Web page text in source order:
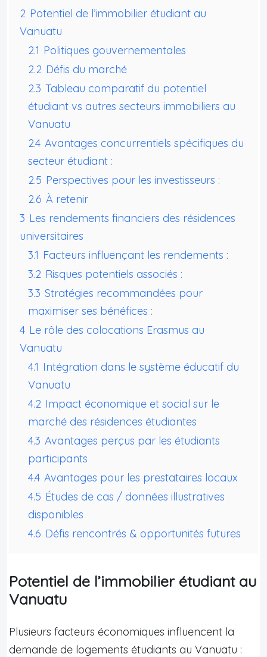
2 Potentiel de l’immobilier étudiant au
Vanuatu
2.1 Politiques gouvernementales
2.2 Défis du marché
2.3 Tableau comparatif du potentiel
étudiant vs autres secteurs immobiliers au
Vanuatu
2.4 Avantages concurrentiels spécifiques du
secteur étudiant :
2.5 Perspectives pour les investisseurs :
2.6 À retenir
3 Les rendements financiers des résidences
universitaires
3.1 Facteurs influençant les rendements :
3.2 Risques potentiels associés :
3.3 Stratégies recommandées pour
maximiser ses bénéfices :
4 Le rôle des colocations Erasmus au
Vanuatu
4.1 Intégration dans le système éducatif du
Vanuatu
4.2 Impact économique et social sur le
marché des résidences étudiantes
4.3 Avantages perçus par les étudiants
participants
4.4 Avantages pour les prestataires locaux
4.5 Études de cas / données illustratives
disponibles
4.6 Défis rencontrés & opportunités futures
Potentiel de l’immobilier étudiant au
Vanuatu
Plusieurs facteurs économiques influencent la
demande de logements étudiants au Vanuatu :